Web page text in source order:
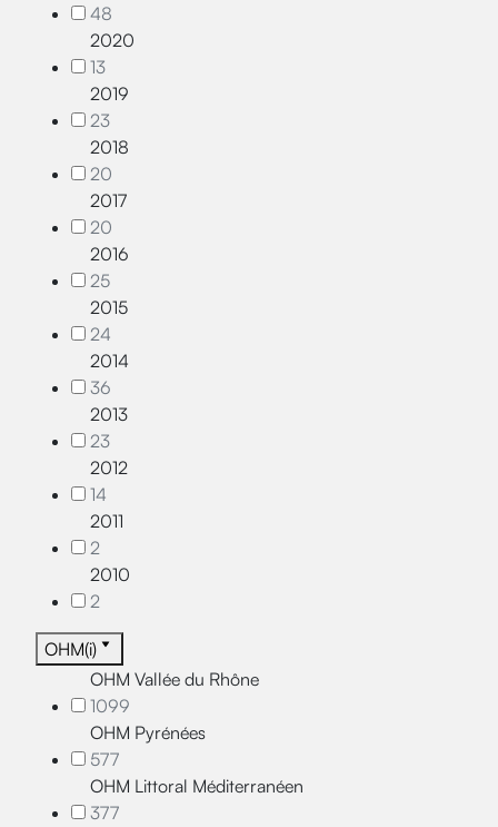
48
2020
13
2019
23
2018
20
2017
20
2016
25
2015
24
2014
36
2013
23
2012
14
2011
2
2010
2
OHM(i)
OHM Vallée du Rhône
1099
OHM Pyrénées
577
OHM Littoral Méditerranéen
377